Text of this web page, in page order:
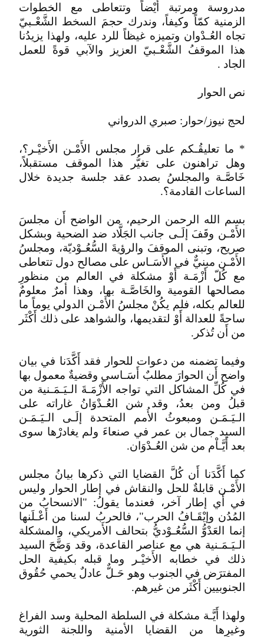
مدروسة ومرتبة أَيْضاً وتتعاطى مع الخطوات
الزمنية كمّاً وكيفاً، وندرك حجمَ السخط الشَّعْـبيّ
تجاه العُـدْوان وتميزه غيظاً للرد عليه، ولهذا يزيدُنا
هذا الموقفُ الشَّعْـبيّ العزيز والآبي قوةً للعمل
الجاد .
نص الحوار
لحج نيوز/حوار: صبري الدرواني
* ما تعليقُـكم على قرار مجلس الأَمْـن الأَخيْـر؟،
وهل تراهنون على تغيُّر هذا الموقف مستقبلاً،
خَاصَّـة والمجلسُ بصدد عقد جلسة جديدة خلال
الساعات القادمة؟.
بسم الله الرحمن الرحيم، من الواضح أَن مجلسَ
الأَمْـن وقَفَ إلَـى جانب الجَلَّاد ضد الضحية وبشكل
صريح، وتبنى الموقفَ والرؤيةَ السُّعُـوْديّة، ومجلسُ
الأَمْـن مبنيٌّ في الأَسَـاس على مصالح دول تتعاطى
مع كُلّ أَزْمَـة أَوْ مشكلة في العالم من منظورِ
مصالحها القومية والخَاصَّـة بها، وهذا أمرٌ معلومٌ
للعالم بكله، فلم يكُنْ مجلسُ الأَمْـن الدولي يوماً ما
ساحةً للعدالة أَوْ لتقديمها، والشواهد على ذلك أَكْثَر
من أَن تُذكر.
وفيما تضمنه من دعوات للحوار فقد أَكَّدَنا في بيان
واضح أَن الحوارَ مطلبٌ أَسَـاسي وقضيةٌ معمول بها
في كُلِّ المشاكل التي تواجه الأَزْمَـةَ الـيَـمَـنية من
قبلُ ومن بعدُ، وقد شن العُـدْوَانُ غاراته على
الـيَـمَـن ومبعوثُ الأُمم المتحدة إلَـى الـيَـمَـن
السيد جمال بن عمر في صنعاءَ ولم يغادرْها سوى
بعد أَيَّـاْم من شن العُـدْوَان.
كما أَكَّدَنا أَن كُلَّ القضايا التي ذكرها بيانُ مجلس
الأَمْـن قابلةٌ للحل والنقاش في إطار الحوار وليس
في أَي إطار آخر، فعندما يقولُ: "الانسحابُ من
المُدُن وإيْقَـافُ الحرب"، فالحربُ لسنا من أَعْـلَنها
إنما العَدْوُّ السُّعُـوْديُّ بتحالف الأَمريكي، والمشكلة
الـيَـمَـنية هي مع عناصر القاعدة، وقد وَضَّحَ السيد
ذلك في خطابه الأَخيْـر وما قبله بكيفية الحل
المفترَض في الجنوب وهو حَـلٌّ عادلٌ يحمي حُقُوق
الجنوبيين أَكْثَر من غيرهم.
ولهذا أَيَّـة مشكلة في السلطة المحلية وسد الفراغ
وغيرها من القضايا الأمنية واللجنة الثورية